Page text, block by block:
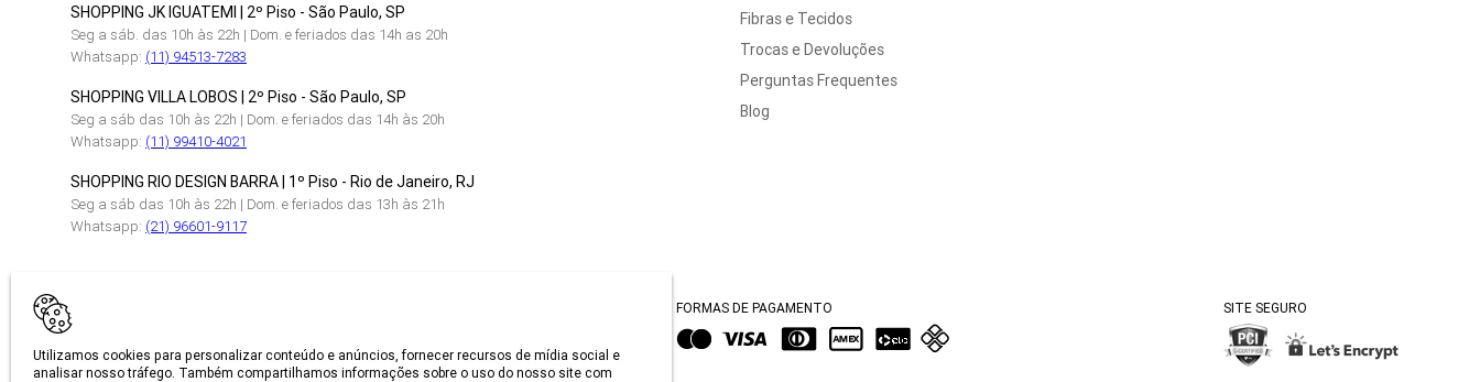
Utilizamos cookies para personalizar conteúdo e anúncios, fornecer recursos de mídia social e
analisar nosso tráfego. Também compartilhamos informações sobre o uso do nosso site com
SHOPPING JK IGUATEMI | 2º Piso - São Paulo, SP
Seg a sáb. das 10h às 22h | Dom. e feriados das 14h as 20h
Whatsapp: (11) 94513-7283
SHOPPING VILLA LOBOS | 2º Piso - São Paulo, SP
Seg a sáb das 10h às 22h | Dom. e feriados das 14h às 20h
Whatsapp: (11) 99410-4021
SHOPPING RIO DESIGN BARRA | 1º Piso - Rio de Janeiro, RJ
Seg a sáb das 10h às 22h | Dom. e feriados das 13h às 21h
Whatsapp: (21) 96601-9117
Fibras e Tecidos
Trocas e Devoluções
Perguntas Frequentes
Blog
FORMAS DE PAGAMENTO SITE SEGURO